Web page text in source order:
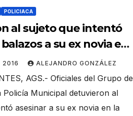
POLICIACA
al sujeto que intentó
a su ex novia en
2016 ALEJANDRO GONZÁLEZ
AGS.- Oficiales del Grupo de
Policía Municipal detuvieron al
asesinar a su ex novia en la